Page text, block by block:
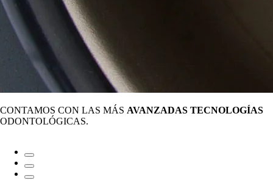
CONTAMOS CON LAS MÁS AVANZADAS TECNOLOGÍAS
ODONTOLÓGICAS.